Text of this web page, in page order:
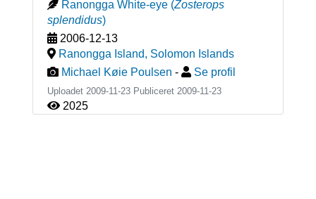
Ranongga White-eye (Zosterops
splendidus)
2006-12-13
Ranongga Island, Solomon Islands
Michael Køie Poulsen - Se profil
Uploadet 2009-11-23 Publiceret 2009-11-23
2025